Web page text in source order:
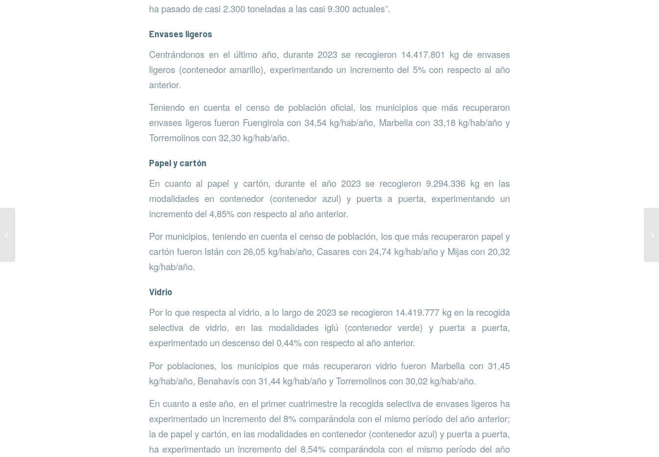
ha pasado de casi 2.300 toneladas a las casi 9.300 actuales”.
Envases ligeros
Centrándonos en el último año, durante 2023 se recogieron 14.417.801 kg de envases
ligeros (contenedor amarillo), experimentando un incremento del 5% con respecto al año
anterior.
Teniendo en cuenta el censo de población oficial, los municipios que más recuperaron
envases ligeros fueron Fuengirola con 34,54 kg/hab/año, Marbella con 33,18 kg/hab/año y
Torremolinos con 32,30 kg/hab/año.
Papel y cartón
En cuanto al papel y cartón, durante el año 2023 se recogieron 9.294.336 kg en las
modalidades en contenedor (contenedor azul) y puerta a puerta, experimentando un
incremento del 4,85% con respecto al año anterior.
Por municipios, teniendo en cuenta el censo de población, los que más recuperaron papel y
cartón fueron Istán con 26,05 kg/hab/año, Casares con 24,74 kg/hab/año y Mijas con 20,32
kg/hab/año.
Vidrio
Por lo que respecta al vidrio, a lo largo de 2023 se recogieron 14.419.777 kg en la recogida
selectiva de vidrio, en las modalidades iglú (contenedor verde) y puerta a puerta,
experimentado un descenso del 0,44% con respecto al año anterior.
Por poblaciones, los municipios que más recuperaron vidrio fueron Marbella con 31,45
kg/hab/año, Benahavís con 31,44 kg/hab/año y Torremolinos con 30,02 kg/hab/año.
En cuanto a este año, en el primer cuatrimestre la recogida selectiva de envases ligeros ha
experimentado un incremento del 8% comparándola con el mismo período del año anterior;
la de papel y cartón, en las modalidades en contenedor (contenedor azul) y puerta a puerta,
ha experimentado un incremento del 8,54% comparándola con el mismo período del año